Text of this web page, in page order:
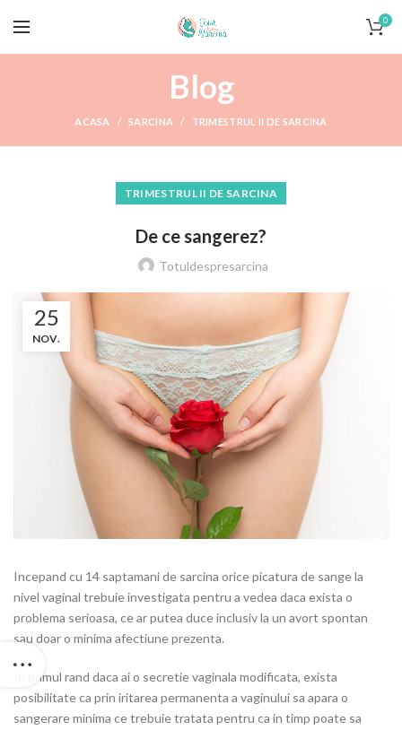
0
Blog
ACASA SARCINA TRIMESTRUL II DE SARCINA
TRIMESTRUL II DE SARCINA
De ce sangerez?
Totuldespresarcina
25
NOV.
Incepand cu 14 saptamani de sarcina orice picatura de sange la
nivel vaginal trebuie investigata pentru a vedea daca exista o
problema serioasa, ce ar putea duce inclusiv la un avort spontan
sau doar o minima afectiune prezenta.
In primul rand daca ai o secretie vaginala modificata, exista
posibilitate ca prin iritarea permanenta a vaginului sa apara o
sangerare minima ce trebuie tratata pentru ca in timp poate sa